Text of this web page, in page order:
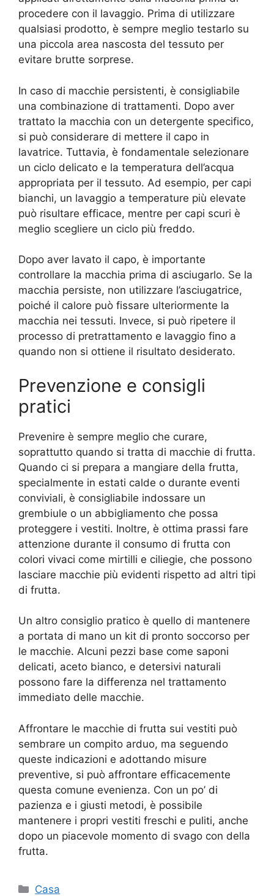
procedere con il lavaggio. Prima di utilizzare
qualsiasi prodotto, è sempre meglio testarlo su
una piccola area nascosta del tessuto per
evitare brutte sorprese.
In caso di macchie persistenti, è consigliabile
una combinazione di trattamenti. Dopo aver
trattato la macchia con un detergente specifico,
si può considerare di mettere il capo in
lavatrice. Tuttavia, è fondamentale selezionare
un ciclo delicato e la temperatura dell’acqua
appropriata per il tessuto. Ad esempio, per capi
bianchi, un lavaggio a temperature più elevate
può risultare efficace, mentre per capi scuri è
meglio scegliere un ciclo più freddo.
Dopo aver lavato il capo, è importante
controllare la macchia prima di asciugarlo. Se la
macchia persiste, non utilizzare l’asciugatrice,
poiché il calore può fissare ulteriormente la
macchia nei tessuti. Invece, si può ripetere il
processo di pretrattamento e lavaggio fino a
quando non si ottiene il risultato desiderato.
Prevenzione e consigli
pratici
Prevenire è sempre meglio che curare,
soprattutto quando si tratta di macchie di frutta.
Quando ci si prepara a mangiare della frutta,
specialmente in estati calde o durante eventi
conviviali, è consigliabile indossare un
grembiule o un abbigliamento che possa
proteggere i vestiti. Inoltre, è ottima prassi fare
attenzione durante il consumo di frutta con
colori vivaci come mirtilli e ciliegie, che possono
lasciare macchie più evidenti rispetto ad altri tipi
di frutta.
Un altro consiglio pratico è quello di mantenere
a portata di mano un kit di pronto soccorso per
le macchie. Alcuni pezzi base come saponi
delicati, aceto bianco, e detersivi naturali
possono fare la differenza nel trattamento
immediato delle macchie.
Affrontare le macchie di frutta sui vestiti può
sembrare un compito arduo, ma seguendo
queste indicazioni e adottando misure
preventive, si può affrontare efficacemente
questa comune evenienza. Con un po’ di
pazienza e i giusti metodi, è possibile
mantenere i propri vestiti freschi e puliti, anche
dopo un piacevole momento di svago con della
frutta.
Categorie
Casa